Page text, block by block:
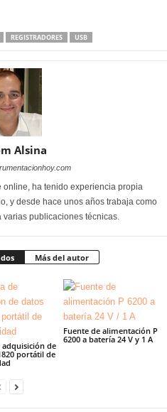
REGISTRADORES USB
Alsina
online, ha tenido experiencia propia
y desde hace unos años trabaja como
publicaciones técnicas.
Más del autor
adquisición de
portátil de
Fuente de alimentación P
6200 a batería 24 V y 1 A